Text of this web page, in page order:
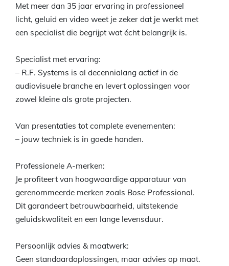
Met meer dan 35 jaar ervaring in professioneel
licht, geluid en video weet je zeker dat je werkt met
een specialist die begrijpt wat écht belangrijk is.
Specialist met ervaring:
– R.F. Systems is al decennialang actief in de
audiovisuele branche en levert oplossingen voor
zowel kleine als grote projecten.
Van presentaties tot complete evenementen:
– jouw techniek is in goede handen.
Professionele A-merken:
Je profiteert van hoogwaardige apparatuur van
gerenommeerde merken zoals Bose Professional.
Dit garandeert betrouwbaarheid, uitstekende
geluidskwaliteit en een lange levensduur.
Persoonlijk advies & maatwerk:
Geen standaardoplossingen, maar advies op maat.